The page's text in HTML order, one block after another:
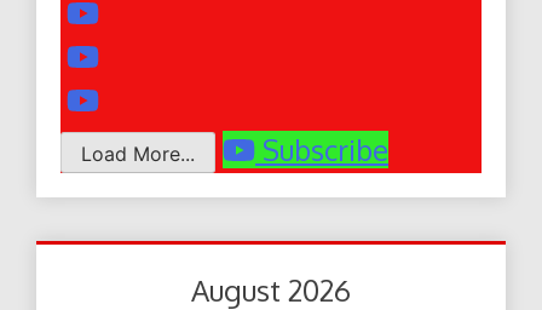
Load More... Subscribe
August 2026